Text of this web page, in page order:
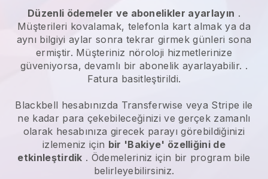
Düzenli ödemeler ve abonelikler ayarlayın .
Müşterileri kovalamak, telefonla kart almak ya da
aynı bilgiyi aylar sonra tekrar girmek günleri sona
ermiştir. Müşteriniz nöroloji hizmetlerinize
güveniyorsa, devamlı bir abonelik ayarlayabilir. .
Fatura basitleştirildi.
Blackbell hesabınızda Transferwise veya Stripe ile
ne kadar para çekebileceğinizi ve gerçek zamanlı
olarak hesabınıza girecek parayı görebildiğinizi
izlemeniz için bir 'Bakiye' özelliğini de
etkinleştirdik . Ödemeleriniz için bir program bile
belirleyebilirsiniz.